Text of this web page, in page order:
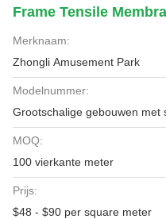
Frame Tensile
Merknaam:
Zhongli Amusement Park
Modelnummer:
Grootschalige gebouwen met
MOQ:
100 vierkante meter
Prijs:
$48 - $90 per square meter